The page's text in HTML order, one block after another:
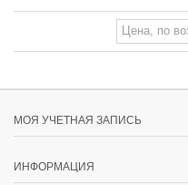
МОЯ УЧЕТНАЯ ЗАПИСЬ
ИНФОРМАЦИЯ